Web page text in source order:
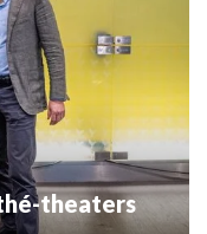
theaters